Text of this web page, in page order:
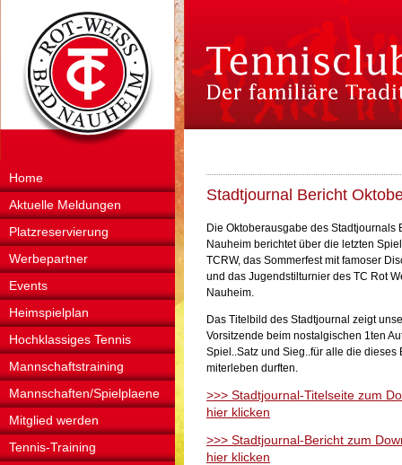
Home
Aktuelle Meldungen
Platzreservierung
Werbepartner
Events
Heimspielplan
Hochklassiges Tennis
Mannschaftstraining
Mannschaften/Spielplaene
Mitglied werden
Tennis-Training
Stadtjournal Bericht
Die Oktoberausgabe des Stadtjournals
Nauheim berichtet über die letzten
TCRW, das Sommerfest mit famoser
und das Jugendstilturnier des TC Rot
Nauheim.
Das Titelbild des Stadtjournal zeigt
Vorsitzende beim nostalgischen 1ten
Spiel..Satz und Sieg..für alle die dieses
miterleben durften.
>>> Stadtjournal-Titelseite zum
hier klicken
>>> Stadtjournal-Bericht zum
hier klicken